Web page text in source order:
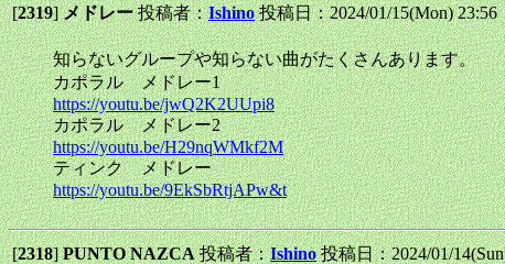
[2319]メドレー投稿者：Ishino 投稿日：2024/01/15(Mon) 23:56
知らないグループや知らない曲がたくさんあります。
カポラル メドレー1
https://youtu.be/jwQ2K2UUpi8
カポラル メドレー2
https://youtu.be/H29nqWMkf2M
ティンク メドレー
https://youtu.be/9EkSbRtjAPw&t
[2318]PUNTO NAZCA投稿者：Ishino 投稿日：2024/01/